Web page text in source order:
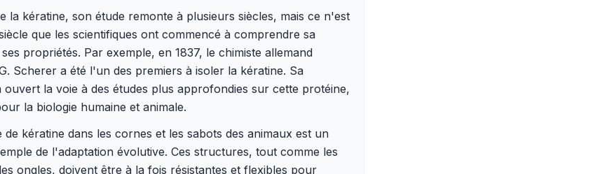
la kératine, son étude remonte à plusieurs siècles, mais ce n'est
que les scientifiques ont commencé à comprendre sa
propriétés. Par exemple, en 1837, le chimiste allemand
Scherer a été l'un des premiers à isoler la kératine. Sa
ouvert la voie à des études plus approfondies sur cette protéine,
la biologie humaine et animale.
de kératine dans les cornes et les sabots des animaux est un
de l'adaptation évolutive. Ces structures, tout comme les
ongles, doivent être à la fois résistantes et flexibles pour